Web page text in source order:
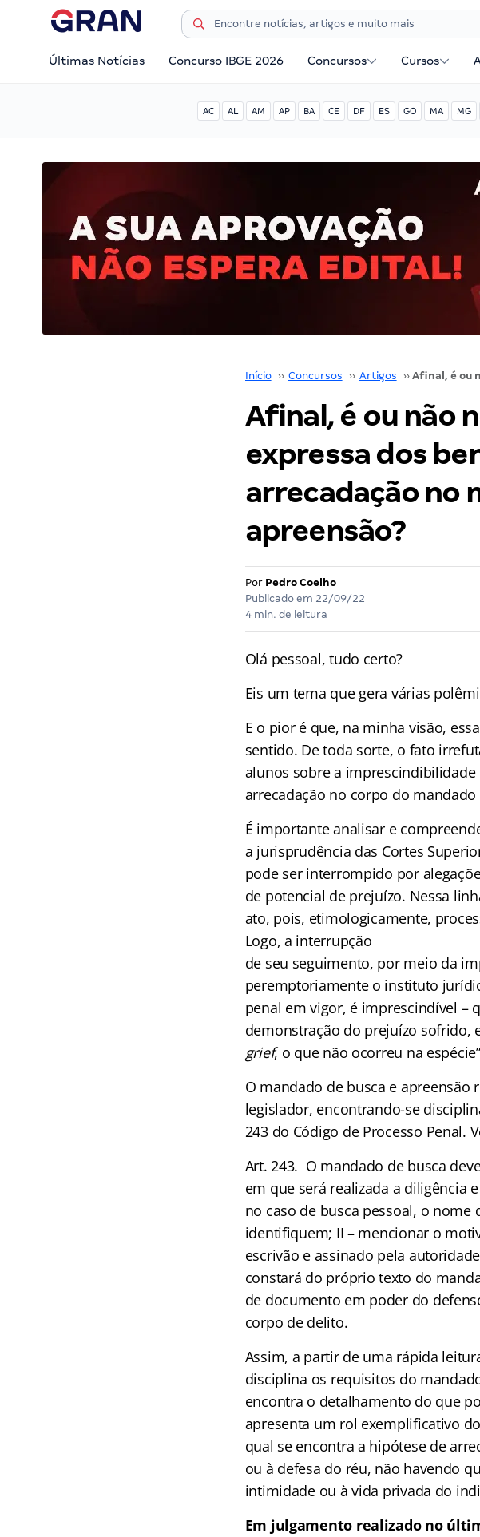
Últimas Notícias Concurso IBGE 2026 Concursos Cursos
AC AL AM AP BA CE DF ES GO MA MG
Início ›› Concursos ›› Artigos ››
Afinal, é ou não
expressa dos
arrecadação no
apreensão?
Por Pedro Coelho
Publicado em 22/09/22
4 min. de leitura
Olá pessoal, tudo certo?
Eis um tema que gera várias
E o pior é que, na minha visão,
sentido. De toda sorte, o fato
alunos sobre a
arrecadação no corpo do
É importante analisar e
a jurisprudência das Cortes
pode ser interrompido por
de potencial de prejuízo. Nessa
ato, pois, etimologicamente,
Logo, a interrupção
de seu seguimento, por meio da
peremptoriamente o instituto
penal em vigor, é imprescindível –
demonstração do prejuízo sofrido,
grief, o que não ocorreu na espécie”
O mandado de busca e
legislador, encontrando-se
243 do Código de Processo Penal.
Art. 243. O mandado de busca
em que será realizada a diligência
no caso de busca pessoal, o nome
identifiquem; II – mencionar o
escrivão e assinado pela
constará do próprio texto do
de documento em poder do
corpo de delito.
Assim, a partir de uma rápida
disciplina os requisitos do
encontra o detalhamento do que
apresenta um rol exemplificativo
qual se encontra a hipótese de
ou à defesa do réu, não havendo
intimidade ou à vida privada do
Em julgamento realizado no